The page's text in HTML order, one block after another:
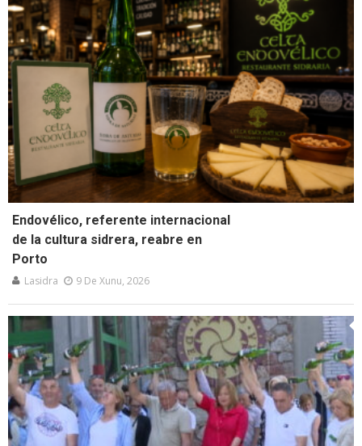
Endovélico, referente internacional
de la cultura sidrera, reabre en
Porto
Lasidra 9 De Xunu, 2026